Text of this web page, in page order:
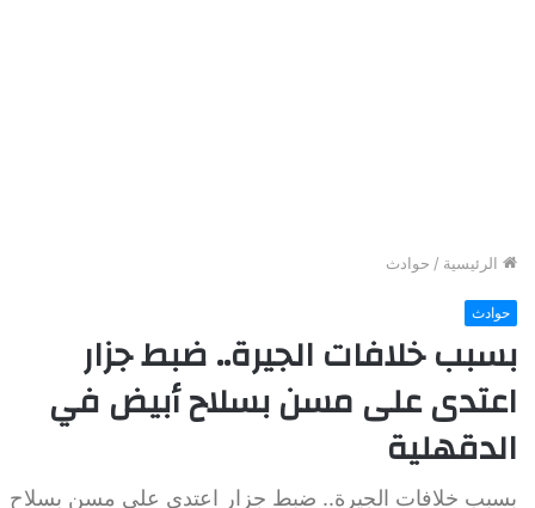
الرئيسية / حوادث
حوادث
بسبب خلافات الجيرة.. ضبط جزار
اعتدى على مسن بسلاح أبيض في
الدقهلية
بسبب خلافات الجيرة.. ضبط جزار اعتدى على مسن بسلاح